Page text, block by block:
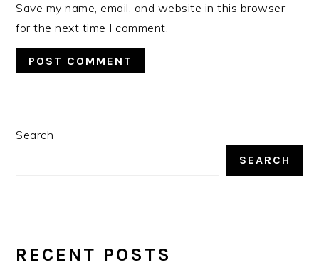
Save my name, email, and website in this browser
for the next time I comment.
PRIMARY
Search
SEARCH
RECENT POSTS